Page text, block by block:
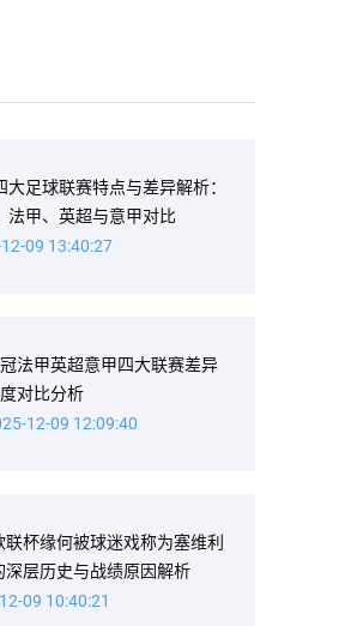
大足球联赛特点与差异解析：
法甲、英超与意甲对比
09 13:40:27
法甲英超意甲四大联赛差异
对比分析
12-09 12:09:40
联杯缘何被球迷戏称为塞维利
深层历史与战绩原因解析
09 10:40:21